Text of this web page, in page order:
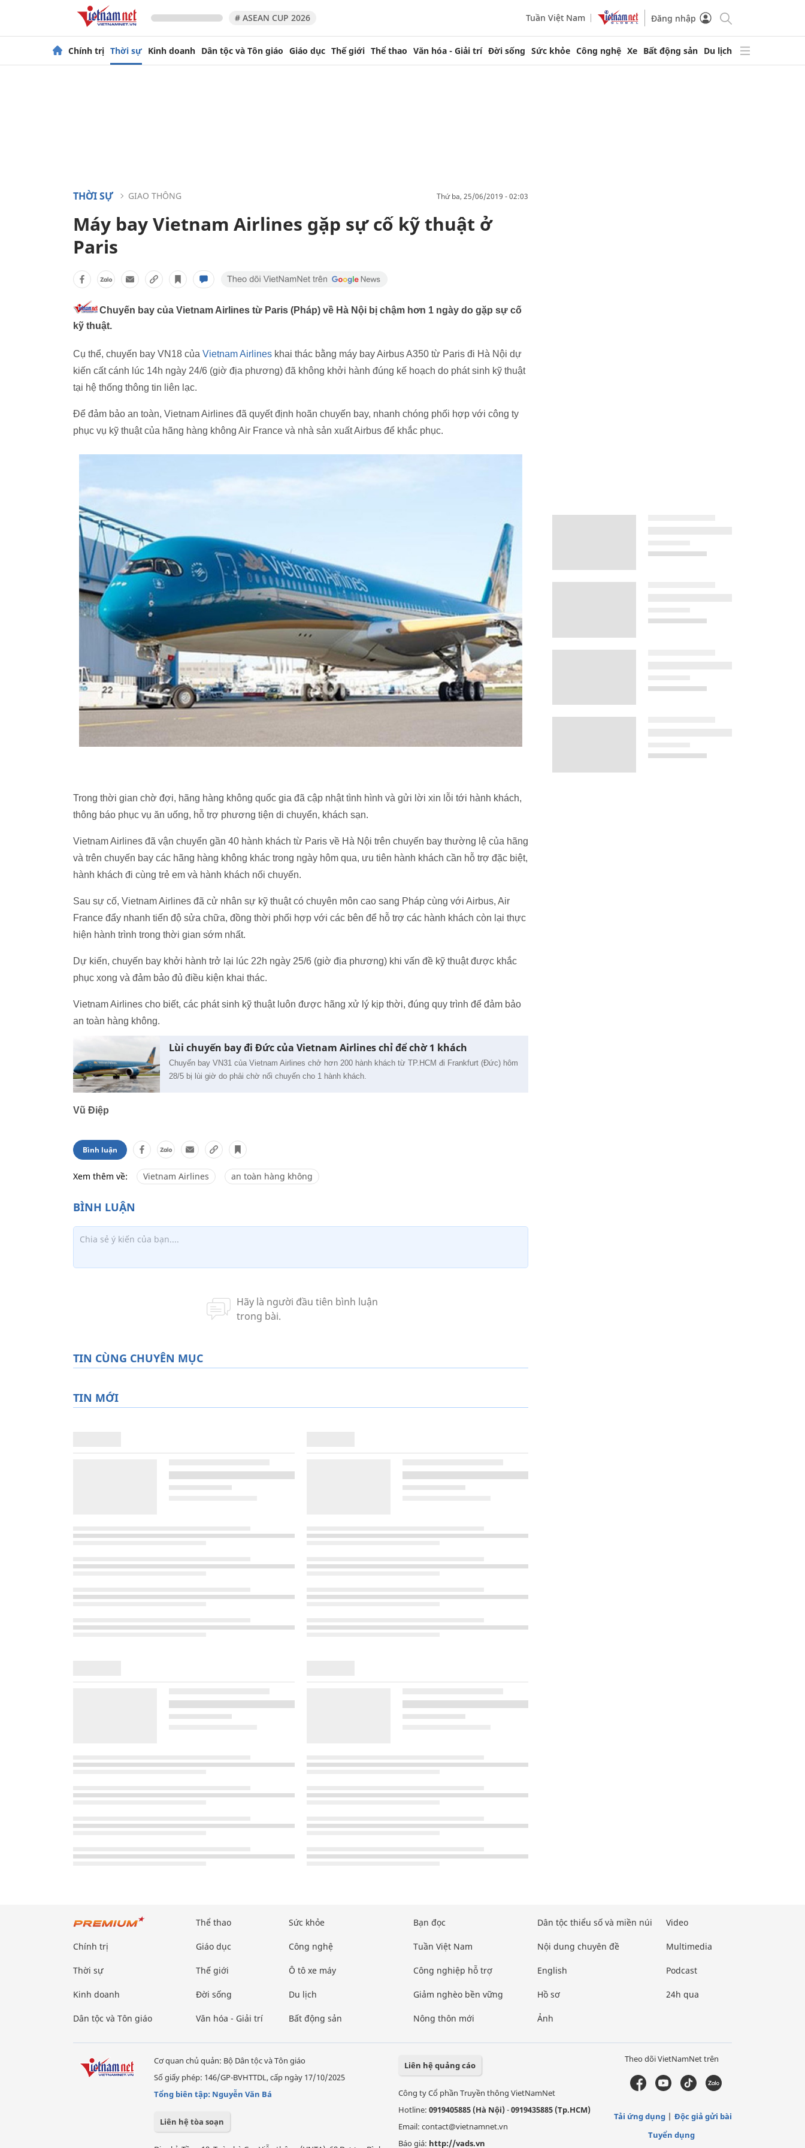
# ASEAN CUP 2026 Tuần Việt Nam Đăng nhập
Chính trị Thời sự Kinh doanh Dân tộc và Tôn giáo Giáo dục Thế giới Thể thao Văn hóa - Giải trí Đời sống Sức khỏe Công nghệ Xe Bất động sản Du lịch
THỜI SỰ GIAO THÔNG thứ ba, 25/06/2019 - 02:03
Máy bay Vietnam Airlines gặp sự cố kỹ thuật ở
Paris
Chuyến bay của Vietnam Airlines từ Paris (Pháp) về Hà Nội bị chậm hơn 1 ngày do gặp sự cố
kỹ thuật.
Cụ thể, chuyến bay VN18 của Vietnam Airlines khai thác bằng máy bay Airbus A350 từ Paris đi Hà Nội dự
kiến cất cánh lúc 14h ngày 24/6 (giờ địa phương) đã không khởi hành đúng kế hoạch do phát sinh kỹ thuật
tại hệ thống thông tin liên lạc.
Để đảm bảo an toàn, Vietnam Airlines đã quyết định hoãn chuyến bay, nhanh chóng phối hợp với công ty
phục vụ kỹ thuật của hãng hàng không Air France và nhà sản xuất Airbus để khắc phục.
Trong thời gian chờ đợi, hãng hàng không quốc gia đã cập nhật tình hình và gửi lời xin lỗi tới hành khách,
thông báo phục vụ ăn uống, hỗ trợ phương tiện di chuyển, khách sạn.
Vietnam Airlines đã vận chuyển gần 40 hành khách từ Paris về Hà Nội trên chuyến bay thường lệ của hãng
và trên chuyến bay các hãng hàng không khác trong ngày hôm qua, ưu tiên hành khách cần hỗ trợ đặc biệt,
hành khách đi cùng trẻ em và hành khách nối chuyến.
Sau sự cố, Vietnam Airlines đã cử nhân sự kỹ thuật có chuyên môn cao sang Pháp cùng với Airbus, Air
France đẩy nhanh tiến độ sửa chữa, đồng thời phối hợp với các bên để hỗ trợ các hành khách còn lại thực
hiện hành trình trong thời gian sớm nhất.
Dự kiến, chuyến bay khởi hành trở lại lúc 22h ngày 25/6 (giờ địa phương) khi vấn đề kỹ thuật được khắc
phục xong và đảm bảo đủ điều kiện khai thác.
Vietnam Airlines cho biết, các phát sinh kỹ thuật luôn được hãng xử lý kịp thời, đúng quy trình để đảm bảo
an toàn hàng không.
Lùi chuyến bay đi Đức của Vietnam Airlines chỉ để chờ 1 khách
Chuyến bay VN31 của Vietnam Airlines chở hơn 200 hành khách từ TP.HCM đi Frankfurt (Đức) hôm
28/5 bị lùi giờ do phải chờ nối chuyến cho 1 hành khách.
Vũ Điệp
Bình luận
Xem thêm về: Vietnam Airlines an toàn hàng không
TIN CÙNG CHUYÊN MỤC
TIN MỚI
Chính trị
Thời sự
Kinh doanh
Dân tộc và Tôn giáo
Thể thao
Giáo dục
Thế giới
Đời sống
Văn hóa - Giải trí
Sức khỏe
Công nghệ
Ô tô xe máy
Du lịch
Bất động sản
Bạn đọc
Tuần Việt Nam
Công nghiệp hỗ trợ
Giảm nghèo bền vững
Nông thôn mới
Dân tộc thiểu số và miền núi
Nội dung chuyên đề
English
Hồ sơ
Ảnh
Video
Multimedia
Podcast
24h qua
Cơ quan chủ quản: Bộ Dân tộc và Tôn giáo
Số giấy phép: 146/GP-BVHTTDL, cấp ngày 17/10/2025
Tổng biên tập: Nguyễn Văn Bá
Liên hệ tòa soạn
Liên hệ quảng cáo
Công ty Cổ phần Truyền thông VietNamNet
Hotline: 0919405885 (Hà Nội)-0919435885 (Tp.HCM)
Email: contact@vietnamnet.vn
Báo giá: http://vads.vn
Theo dõi VietNamNet trên
Tải ứng dụng
Độc giả gửi bài
Tuyển dụng